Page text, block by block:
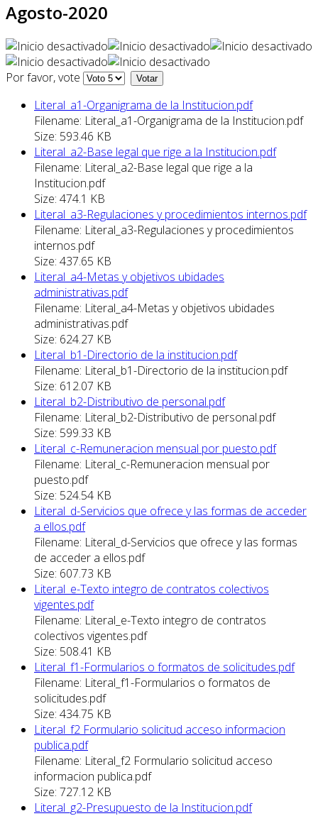
Agosto-2020
Por favor, vote
Literal_a1-Organigrama de la Institucion.pdf
Filename: Literal_a1-Organigrama de la Institucion.pdf
Size: 593.46 KB
Literal_a2-Base legal que rige a la Institucion.pdf
Filename: Literal_a2-Base legal que rige a la
Institucion.pdf
Size: 474.1 KB
Literal_a3-Regulaciones y procedimientos internos.pdf
Filename: Literal_a3-Regulaciones y procedimientos
internos.pdf
Size: 437.65 KB
Literal_a4-Metas y objetivos ubidades
administrativas.pdf
Filename: Literal_a4-Metas y objetivos ubidades
administrativas.pdf
Size: 624.27 KB
Literal_b1-Directorio de la institucion.pdf
Filename: Literal_b1-Directorio de la institucion.pdf
Size: 612.07 KB
Literal_b2-Distributivo de personal.pdf
Filename: Literal_b2-Distributivo de personal.pdf
Size: 599.33 KB
Literal_c-Remuneracion mensual por puesto.pdf
Filename: Literal_c-Remuneracion mensual por
puesto.pdf
Size: 524.54 KB
Literal_d-Servicios que ofrece y las formas de acceder
a ellos.pdf
Filename: Literal_d-Servicios que ofrece y las formas
de acceder a ellos.pdf
Size: 607.73 KB
Literal_e-Texto integro de contratos colectivos
vigentes.pdf
Filename: Literal_e-Texto integro de contratos
colectivos vigentes.pdf
Size: 508.41 KB
Literal_f1-Formularios o formatos de solicitudes.pdf
Filename: Literal_f1-Formularios o formatos de
solicitudes.pdf
Size: 434.75 KB
Literal_f2 Formulario solicitud acceso informacion
publica.pdf
Filename: Literal_f2 Formulario solicitud acceso
informacion publica.pdf
Size: 727.12 KB
Literal_g2-Presupuesto de la Institucion.pdf